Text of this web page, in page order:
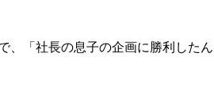
、「社長の息子の企画に勝利した